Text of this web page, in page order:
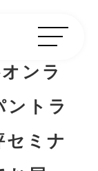
ンラ
ントラ
セミナ